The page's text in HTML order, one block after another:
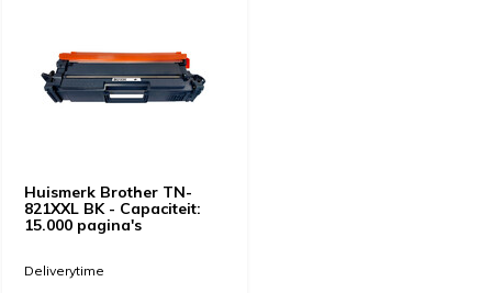
Huismerk Brother TN-
821XXL BK - Capaciteit:
15.000 pagina's
Deliverytime